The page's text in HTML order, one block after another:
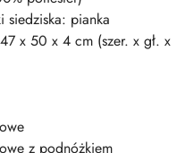
siedziska: pianka
x 50 x 4 cm (szer. x gł. x
z podnóżkiem